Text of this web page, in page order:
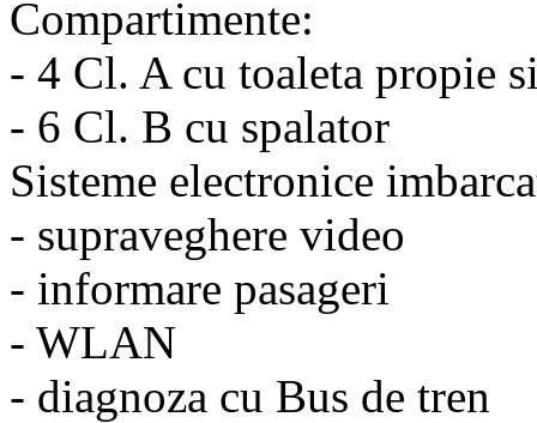
Compartimente:
- 4 Cl. A cu toaleta propie
- 6 Cl. B cu spalator
Sisteme electronice
- supraveghere video
- informare pasageri
- WLAN
- diagnoza cu Bus de tren